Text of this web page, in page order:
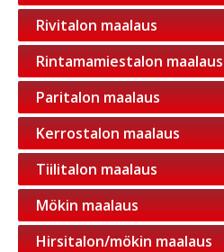
Rivitalon maalaus
Rintamamiestalon maalaus
Paritalon maalaus
Kerrostalon maalaus
Tiilitalon maalaus
Mökin maalaus
Hirsitalon/mökin maalaus